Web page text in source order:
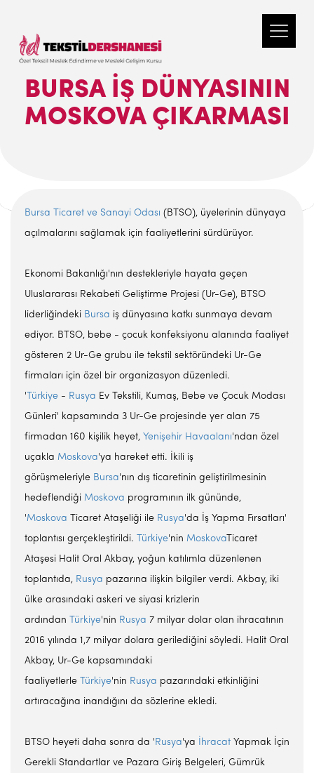
BURSA İŞ DÜNYASININ
MOSKOVA ÇIKARMASI
Bursa Ticaret ve Sanayi Odası (BTSO), üyelerinin dünyaya
açılmalarını sağlamak için faaliyetlerini sürdürüyor.
Ekonomi Bakanlığı'nın destekleriyle hayata geçen
Uluslararası Rekabeti Geliştirme Projesi (Ur-Ge), BTSO
liderliğindeki Bursa iş dünyasına katkı sunmaya devam
ediyor. BTSO, bebe - çocuk konfeksiyonu alanında faaliyet
gösteren 2 Ur-Ge grubu ile tekstil sektöründeki Ur-Ge
firmaları için özel bir organizasyon düzenledi.
' Türkiye - Rusya Ev Tekstili, Kumaş, Bebe ve Çocuk Modası
Günleri' kapsamında 3 Ur-Ge projesinde yer alan 75
firmadan 160 kişilik heyet, Yenişehir Havaalanı'ndan özel
uçakla Moskova'ya hareket etti. İkili iş
görüşmeleriyle Bursa'nın dış ticaretinin geliştirilmesinin
hedeflendiği Moskova programının ilk gününde,
'Moskova Ticaret Ataşeliği ile Rusya'da İş Yapma Fırsatları'
toplantısı gerçekleştirildi. Türkiye'nin Moskova Ticaret
Ataşesi Halit Oral Akbay, yoğun katılımla düzenlenen
toplantıda, Rusya pazarına ilişkin bilgiler verdi. Akbay, iki
ülke arasındaki askeri ve siyasi krizlerin
ardından Türkiye'nin Rusya 7 milyar dolar olan ihracatının
2016 yılında 1,7 milyar dolara gerilediğini söyledi. Halit Oral
Akbay, Ur-Ge kapsamındaki
faaliyetlerle Türkiye'nin Rusya pazarındaki etkinliğini
artıracağına inandığını da sözlerine ekledi.
BTSO heyeti daha sonra da 'Rusya'ya İhracat Yapmak İçin
Gerekli Standartlar ve Pazara Giriş Belgeleri, Gümrük